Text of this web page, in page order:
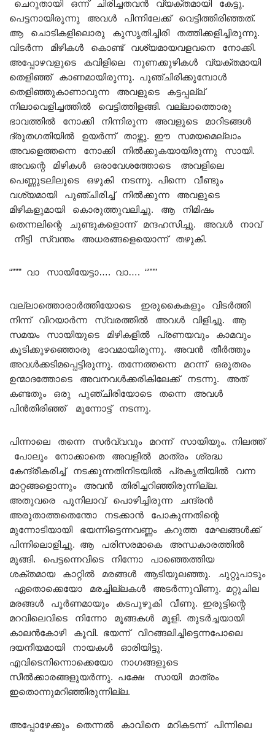
ചെറുതായി ഒന്ന് ചിരിച്ചതവൻ വ്യക്തമായി കേട്ടു.
പെട്ടനായിരുന്നു അവൾ പിന്നിലേക്ക് വെട്ടിത്തിരിഞ്ഞത്.
ആ ചൊടികളിലൊരു കുസൃതിച്ചിരി തത്തിക്കളിച്ചിരുന്നു.
വിടർന്ന മിഴികൾ കൊണ്ട് വശ്യമായവളവനെ നോക്കി.
അപ്പോഴവളുടെ കവിളിലെ നുണക്കുഴികൾ വ്യക്തമായി
തെളിഞ്ഞ് കാണമായിരുന്നു. പുഞ്ചിരിക്കുമ്പോൾ
തെളിഞ്ഞുകാണാവുന്ന അവളുടെ കട്ടപ്പല്ല്
നിലാവെളിച്ചത്തിൽ വെട്ടിത്തിളങ്ങി. വല്ലാത്തൊരു
ഭാവത്തിൽ നോക്കി നിന്നിരുന്ന അവളുടെ മാറിടങ്ങൾ
ദ്രുതഗതിയിൽ ഉയർന്ന് താഴ്ന്നു. ഈ സമയമെല്ലാം
അവളെത്തന്നെ നോക്കി നിൽക്കുകയായിരുന്നു സായി.
അവന്റെ മിഴികൾ ഒരാവേശത്തോടെ അവളിലെ
പെണ്ണുടലിലൂടെ ഒഴുകി നടന്നു. പിന്നെ വീണ്ടും
വശ്യമായി പുഞ്ചിരിച്ച് നിൽക്കുന്ന അവളുടെ
മിഴികളുമായി കൊരുത്തുവലിച്ചു. ആ നിമിഷം
തെന്നലിന്റെ ചുണ്ടുകളൊന്ന് മന്ദഹസിച്ചു. അവൾ നാവ്
നീട്ടി സ്വന്തം അധരങ്ങളെയൊന്ന് തഴുകി.
“””” വാ സായിയേട്ടാ…. വാ…. “”””
വല്ലാത്തൊരാർത്തിയോടെ ഇരുകൈകളും വിടർത്തി
നിന്ന് വിറയാർന്ന സ്വരത്തിൽ അവൾ വിളിച്ചു. ആ
സമയം സായിയുടെ മിഴികളിൽ പ്രണയവും കാമവും
കൂടിക്കുഴഞ്ഞൊരു ഭാവമായിരുന്നു. അവൻ തീർത്തും
അവൾക്കടിമപ്പെട്ടിരുന്നു. തന്നേത്തന്നെ മറന്ന് ഒരുതരം
ഉന്മാദത്തോടെ അവനവൾക്കരികിലേക്ക് നടന്നു. അത്
കണ്ടതും ഒരു പുഞ്ചിരിയോടെ തന്നെ അവൾ
പിൻതിരിഞ്ഞ് മുന്നോട്ട് നടന്നു.
പിന്നാലെ തന്നെ സർവ്വവും മറന്ന് സായിയും. നിലത്ത്
പോലും നോക്കാതെ അവളിൽ മാത്രം ശ്രദ്ധ
കേന്ദ്രീകരിച്ച് നടക്കുന്നതിനിടയിൽ പ്രകൃതിയിൽ വന്ന
മാറ്റങ്ങളൊന്നും അവൻ തിരിച്ചറിഞ്ഞിരുന്നില്ല.
അതുവരെ പൂനിലാവ് പൊഴിച്ചിരുന്ന ചന്ദ്രൻ
അരുതാത്തതെന്തോ നടക്കാൻ പോകുന്നതിന്റെ
മുന്നോടിയായി ഭയന്നിട്ടെന്നവണ്ണം കറുത്ത മേഘങ്ങൾക്ക്
പിന്നിലൊളിച്ചു. ആ പരിസരമാകെ അന്ധകാരത്തിൽ
മുങ്ങി. പെട്ടന്നെവിടെ നിന്നോ പാഞ്ഞെത്തിയ
ശക്തമായ കാറ്റിൽ മരങ്ങൾ ആടിയുലഞ്ഞു. ചുറ്റുപാടും
ഏതൊക്കെയോ മരച്ചില്ലകൾ അടർന്നുവീണു. മറ്റുചില
മരങ്ങൾ പൂർണമായും കടപുഴുകി വീണു. ഇരുട്ടിന്റെ
മറവിലെവിടെ നിന്നോ മൂങ്ങകൾ മൂളി. തുടർച്ചയായി
കാലൻകോഴി കൂവി. ഭയന്ന് വിറങ്ങലിച്ചിട്ടെന്നപോലെ
ദയനീയമായി നായകൾ ഓരിയിട്ടു.
എവിടെനിന്നൊക്കെയോ നാഗങ്ങളുടെ
സീൽക്കാരങ്ങളുയർന്നു. പക്ഷേ സായി മാത്രം
ഇതൊന്നുമറിഞ്ഞിരുന്നില്ല.
അപ്പോഴേക്കും തെന്നൽ കാവിനെ മറികടന്ന് പിന്നിലെ